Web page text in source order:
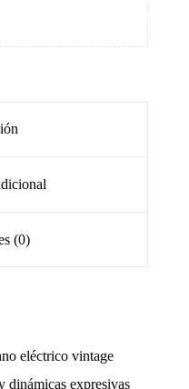
(0)
eléctrico vintage
dinámicas expresivas